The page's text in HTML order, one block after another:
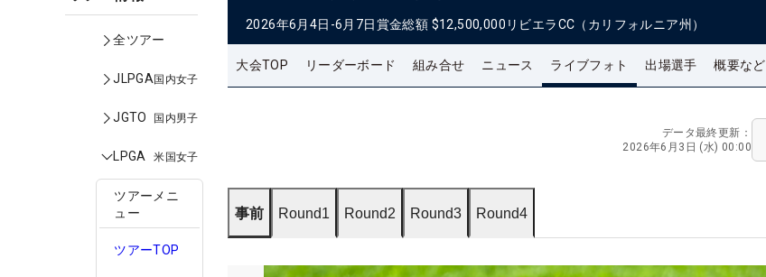
全ツアー
JLPGA国内女子
JGTO 国内男子
LPGA 米国女子
ツアーメニ
ュー
ツアーTOP
2026年6月4日-6月7日賞金総額 $12,500,000 リビエラCC（カリフォルニア州）
大会TOP リーダーボード 組み合せ ニュース ライブフォト 出場選手 概要など
データ最終更新：
2026年6月3日 (水) 00:00
事前 Round1 Round2 Round3 Round4